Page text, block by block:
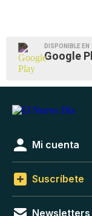
DISPONIBLE EN
Google
Mi cuenta
Suscríbete
Newsletters